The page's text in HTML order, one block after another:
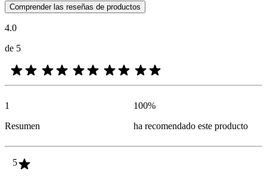
Las opiniones de los clientes en forma de reseñas de productos y
Comprender las reseñas de productos
4.0
de 5
1
Resumen
100%
ha recomendado este producto
5